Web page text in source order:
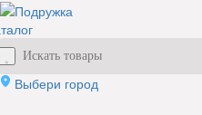
Выбери город